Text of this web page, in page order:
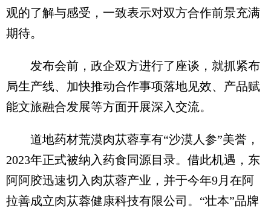
观的了解与感受，一致表示对双方合作前景充满
期待。
发布会前，政企双方进行了座谈，就抓紧布
局生产线、加快推动合作事项落地见效、产品赋
能文旅融合发展等方面开展深入交流。
道地药材荒漠肉苁蓉享有“沙漠人参”美誉，
2023年正式被纳入药食同源目录。借此机遇，东
阿阿胶迅速切入肉苁蓉产业，并于今年9月在阿
拉善成立肉苁蓉健康科技有限公司。“壮本”品牌